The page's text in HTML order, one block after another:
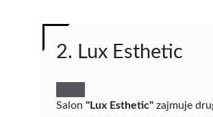
2. Lux Esthetic
Salon "Lux Esthetic" zajmuje